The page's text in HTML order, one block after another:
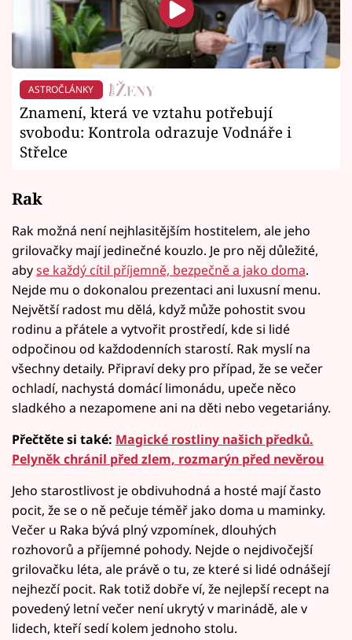
ASTROČLÁNKY
Znamení, která ve vztahu potřebují
svobodu: Kontrola odrazuje Vodnáře i
Střelce
Rak
Rak možná není nejhlasitějším hostitelem, ale jeho
grilovačky mají jedinečné kouzlo. Je pro něj důležité,
abyse každý cítil příjemně, bezpečně a jako doma.
Nejde mu o dokonalou prezentaci ani luxusní menu.
Největší radost mu dělá, když může pohostit svou
rodinu a přátele a vytvořit prostředí, kde si lidé
odpočinou od každodenních starostí. Rak myslí na
všechny detaily. Připraví deky pro případ, že se večer
ochladí, nachystá domácí limonádu, upeče něco
sladkého a nezapomene ani na děti nebo vegetariány.
Přečtěte si také: Magické rostliny našich předků.
Pelyněk chránil před zlem, rozmarýn před nevěrou
Jeho starostlivost je obdivuhodná a hosté mají často
pocit, že se o ně pečuje téměř jako doma u maminky.
Večer u Raka bývá plný vzpomínek, dlouhých
rozhovorů a příjemné pohody. Nejde o nejdivočejší
grilovačku léta, ale právě o tu, ze které si lidé odnášejí
nejhezčí pocit. Rak totiž dobře ví, že nejlepší recept na
povedený letní večer není ukrytý v marinádě, ale v
lidech, kteří sedí kolem jednoho stolu.